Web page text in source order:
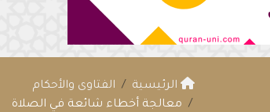
الرئيسية
الفتاوى والأحكام
معالجة أخطاء شائعة في الصلاة